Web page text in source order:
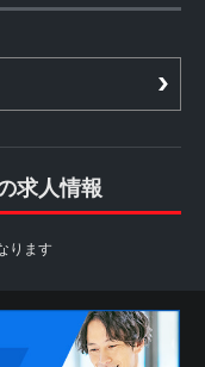
よって、本規約等
ることができない
ビスを利用するも
たいかなる事態に
人情報の提供を受
場合もございます
、当社に対しどの
求人情報
ります